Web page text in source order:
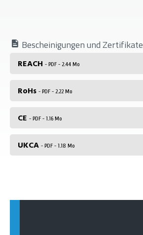
Bescheinigungen und Zertifikate
REACH - PDF - 2.44 Mo
RoHs - PDF - 2.22 Mo
CE - PDF - 1.16 Mo
UKCA - PDF - 1.18 Mo